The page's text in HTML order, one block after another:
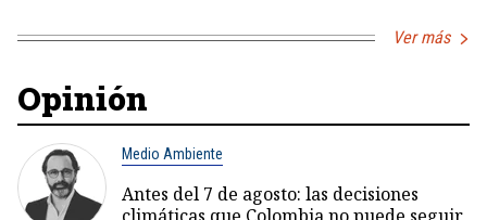
Ver más
Opinión
Medio Ambiente
Antes del 7 de agosto: las decisiones